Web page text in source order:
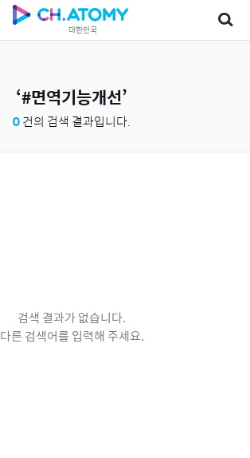
대한민국
#면역기능개선
0건의 검색 결과입니다.
검색 결과가 없습니다.
다른 검색어를 입력해 주세요.